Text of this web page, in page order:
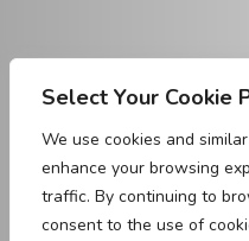
Select Your Cookie
We use cookies and
enhance your browsing
traffic. By continuing to
consent to the use of